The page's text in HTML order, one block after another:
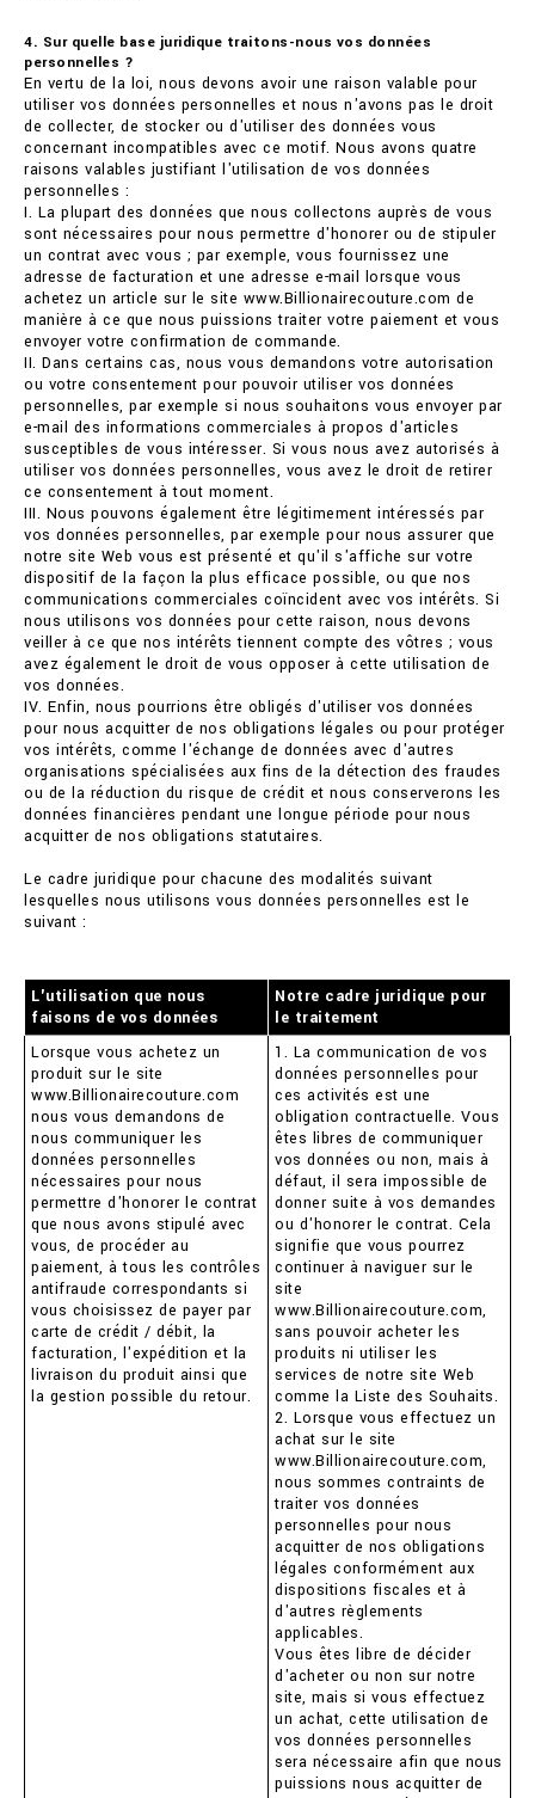
4. Sur quelle base juridique traitons-nous vos données
personnelles ?
En vertu de la loi, nous devons avoir une raison valable pour
utiliser vos données personnelles et nous n'avons pas le droit
de collecter, de stocker ou d'utiliser des données vous
concernant incompatibles avec ce motif. Nous avons quatre
raisons valables justifiant l'utilisation de vos données
personnelles :
I. La plupart des données que nous collectons auprès de vous
sont nécessaires pour nous permettre d'honorer ou de stipuler
un contrat avec vous ; par exemple, vous fournissez une
adresse de facturation et une adresse e-mail lorsque vous
achetez un article sur le site www.Billionairecouture.com de
manière à ce que nous puissions traiter votre paiement et vous
envoyer votre confirmation de commande.
II. Dans certains cas, nous vous demandons votre autorisation
ou votre consentement pour pouvoir utiliser vos données
personnelles, par exemple si nous souhaitons vous envoyer par
e-mail des informations commerciales à propos d'articles
susceptibles de vous intéresser. Si vous nous avez autorisés à
utiliser vos données personnelles, vous avez le droit de retirer
ce consentement à tout moment.
III. Nous pouvons également être légitimement intéressés par
vos données personnelles, par exemple pour nous assurer que
notre site Web vous est présenté et qu'il s'affiche sur votre
dispositif de la façon la plus efficace possible, ou que nos
communications commerciales coïncident avec vos intérêts. Si
nous utilisons vos données pour cette raison, nous devons
veiller à ce que nos intérêts tiennent compte des vôtres ; vous
avez également le droit de vous opposer à cette utilisation de
vos données.
IV. Enfin, nous pourrions être obligés d'utiliser vos données
pour nous acquitter de nos obligations légales ou pour protéger
vos intérêts, comme l'échange de données avec d'autres
organisations spécialisées aux fins de la détection des fraudes
ou de la réduction du risque de crédit et nous conserverons les
données financières pendant une longue période pour nous
acquitter de nos obligations statutaires.
Le cadre juridique pour chacune des modalités suivant
lesquelles nous utilisons vous données personnelles est le
suivant :
L'utilisation que nous
faisons de vos données
Notre cadre juridique pour
le traitement
Lorsque vous achetez un
produit sur le site
www.Billionairecouture.com
nous vous demandons de
nous communiquer les
données personnelles
nécessaires pour nous
permettre d'honorer le contrat
que nous avons stipulé avec
vous, de procéder au
paiement, à tous les contrôles
antifraude correspondants si
vous choisissez de payer par
carte de crédit / débit, la
facturation, l'expédition et la
livraison du produit ainsi que
la gestion possible du retour.
1. La communication de vos
données personnelles pour
ces activités est une
obligation contractuelle. Vous
êtes libres de communiquer
vos données ou non, mais à
défaut, il sera impossible de
donner suite à vos demandes
ou d'honorer le contrat. Cela
signifie que vous pourrez
continuer à naviguer sur le
site
www.Billionairecouture.com,
sans pouvoir acheter les
produits ni utiliser les
services de notre site Web
comme la Liste des Souhaits.
2. Lorsque vous effectuez un
achat sur le site
www.Billionairecouture.com,
nous sommes contraints de
traiter vos données
personnelles pour nous
acquitter de nos obligations
légales conformément aux
dispositions fiscales et à
d'autres règlements
applicables.
Vous êtes libre de décider
d'acheter ou non sur notre
site, mais si vous effectuez
un achat, cette utilisation de
vos données personnelles
sera nécessaire afin que nous
puissions nous acquitter de